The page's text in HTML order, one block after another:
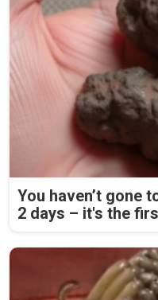
You haven’t gone
2 days – it's the